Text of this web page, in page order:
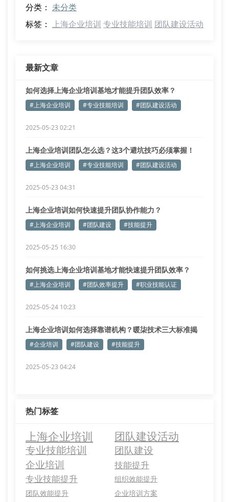
分类： 未分类
标签： 上海企业培训 专业技能培训 团队建设活动
最新文章
如何选择上海企业培训基地才能提升团队效率？
#上海企业培训 #专业技能培训 #团队建设活动
2025-05-23 02:21
上海企业培训团队怎么选？这3个避坑技巧必须掌握！
#上海企业培训 #专业技能培训 #团队建设活动
2025-05-23 04:31
上海企业培训如何快速提升团队协作能力？
#上海企业培训 #团队建设 #技能提升
2025-05-25 16:30
如何挑选上海企业培训基地才能快速提升团队效率？
#上海企业培训 #团队效率提升 #职业技能认证
2025-05-24 10:23
上海企业培训如何选择靠谱机构？暖柒技术三大标准揭
秘#企业培训 #团队建设 #技能提升
2025-05-23 04:24
热门标签
上海企业培训 团队建设活动
专业技能培训 团队建设
企业培训 技能提升
专业技能提升
组织效能提升
团队效能提升
企业培训方案